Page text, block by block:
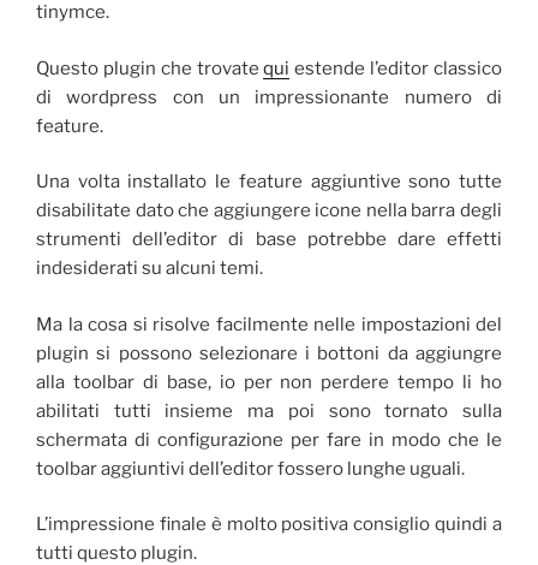
tinymce.
Questo plugin che trovatequi estende l’editor classico
di wordpress con un impressionante numero di
feature.
Una volta installato le feature aggiuntive sono tutte
disabilitate dato che aggiungere icone nella barra degli
strumenti dell’editor di base potrebbe dare effetti
indesiderati su alcuni temi.
Ma la cosa si risolve facilmente nelle impostazioni del
plugin si possono selezionare i bottoni da aggiungre
alla toolbar di base, io per non perdere tempo li ho
abilitati tutti insieme ma poi sono tornato sulla
schermata di configurazione per fare in modo che le
toolbar aggiuntivi dell’editor fossero lunghe uguali.
L’impressione finale è molto positiva consiglio quindi a
tutti questo plugin.